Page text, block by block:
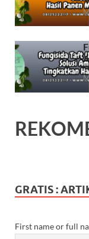
GRATIS :
First name or full